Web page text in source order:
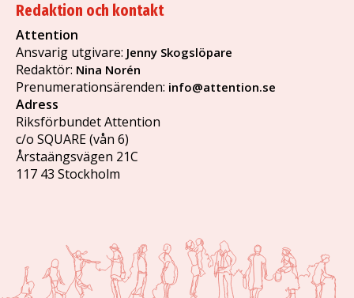
Redaktion och kontakt
Attention
Ansvarig utgivare: Jenny Skogslöpare
Redaktör: Nina Norén
Prenumerationsärenden: info@attention.se
Adress
Riksförbundet Attention
c/o SQUARE (vån 6)
Årstaängsvägen 21C
117 43 Stockholm